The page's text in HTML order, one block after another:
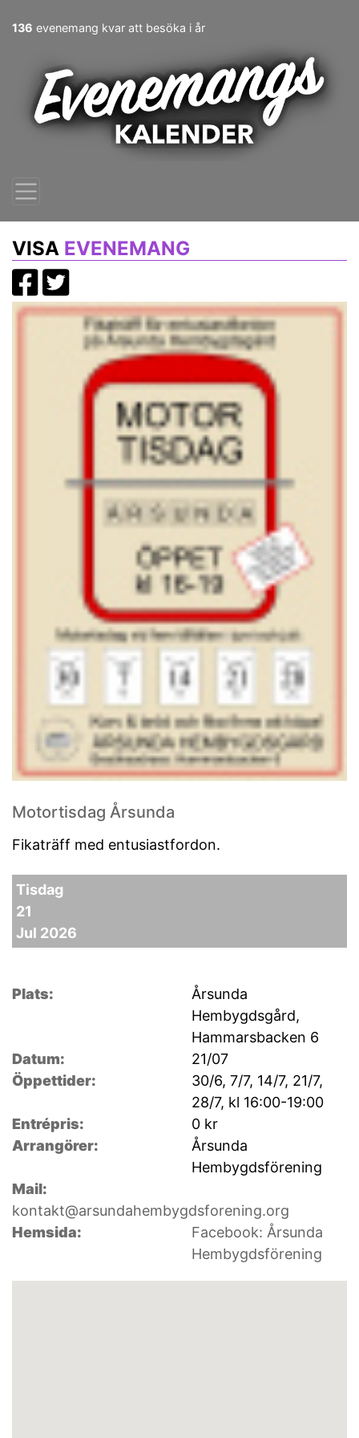
136 evenemang kvar att besöka i år
VISA EVENEMANG
Motortisdag Årsunda
Fikaträff med entusiastfordon.
Tisdag
21
Jul 2026
Plats:
Årsunda
Hembygdsgård,
Hammarsbacken 6
Datum:
21/07
Öppettider:
30/6, 7/7, 14/7, 21/7,
28/7, kl 16:00-19:00
Entrépris:
0 kr
Arrangörer:
Årsunda
Hembygdsförening
Mail:
kontakt@arsundahembygdsforening.org
Hemsida:
Facebook: Årsunda
Hembygdsförening